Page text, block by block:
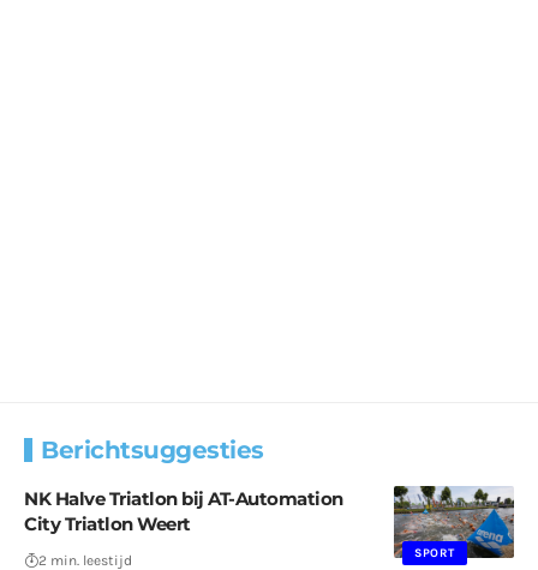
Berichtsuggesties
SPORT
NK Halve Triatlon bij AT-Automation
City Triatlon Weert
2 min. leestijd